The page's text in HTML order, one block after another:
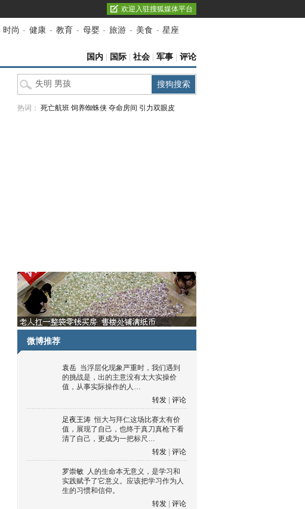
欢迎入驻搜狐媒体平台
时尚 - 健康 - 教育 - 母婴 - 旅游 - 美食 - 星座
国内 国际 社会 军事 评论
热词： 死亡航班 饲养蜘蛛侠 夺命房间 引力双眼皮
微博推荐
袁岳 当浮层化现象严重时，我们遇到
的挑战是，出的主意没有太大实操价
值，从事实际操作的人…
转发
评论
足夜王涛 恒大与拜仁这场比赛太有价
值，展现了自己，也终于真刀真枪下看
清了自己，更成为一把标尺…
转发
评论
罗崇敏 人的生命本无意义，是学习和
实践赋予了它意义。应该把学习作为人
生的习惯和信仰。
转发
评论